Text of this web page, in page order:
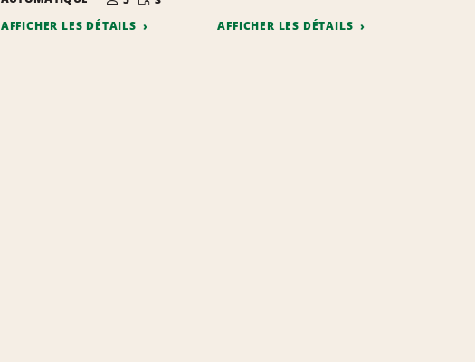
PERSONNES
RÉDUITE
AFFICHER LES DÉTAILS
AFFICHER LES DÉTAILS